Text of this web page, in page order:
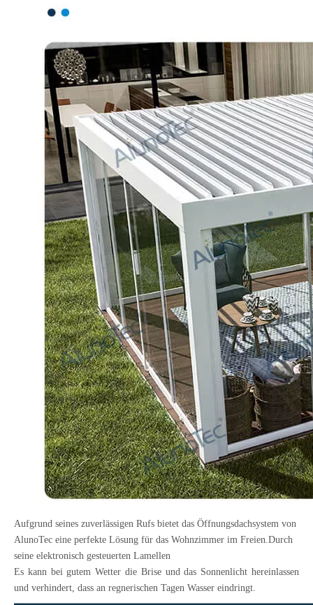
Aufgrund seines zuverlässigen Rufs bietet das Öffnungsdachsystem von
AlunoTec eine perfekte Lösung für das Wohnzimmer im Freien.Durch
seine elektronisch gesteuerten Lamellen
Es kann bei gutem Wetter die Brise und das Sonnenlicht hereinlassen
und verhindert, dass an regnerischen Tagen Wasser eindringt.